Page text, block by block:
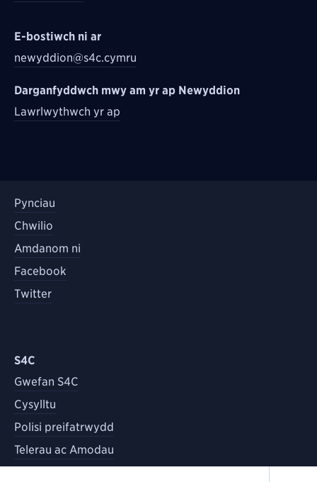
E-bostiwch ni ar
newyddion@s4c.cymru
Darganfyddwch mwy am yr ap Newyddion
Lawrlwythwch yr ap
Pynciau
Chwilio
Amdanom ni
Facebook
Twitter
S4C
Gwefan S4C
Cysylltu
Polisi preifatrwydd
Telerau ac Amodau